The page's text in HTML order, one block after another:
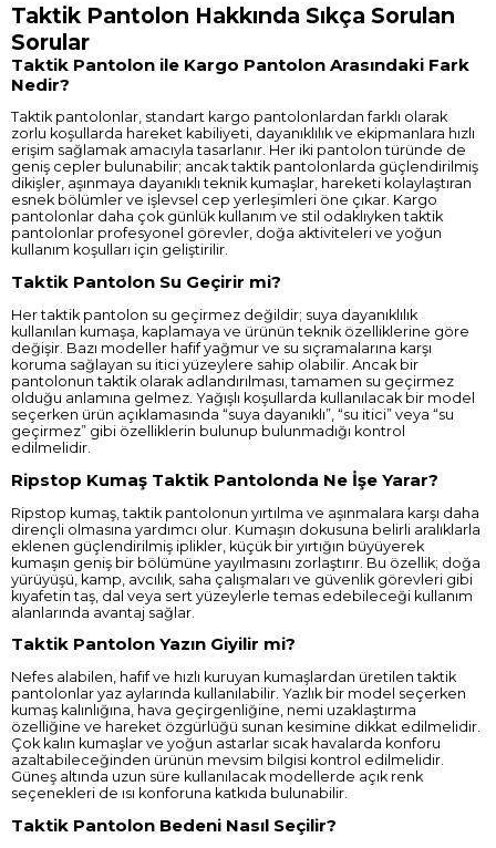
Taktik Pantolon Hakkında Sıkça Sorulan
Sorular
Taktik Pantolon ile Kargo Pantolon Arasındaki Fark
Nedir?
Taktik pantolonlar, standart kargo pantolonlardan farklı olarak
zorlu koşullarda hareket kabiliyeti, dayanıklılık ve ekipmanlara hızlı
erişim sağlamak amacıyla tasarlanır. Her iki pantolon türünde de
geniş cepler bulunabilir; ancak taktik pantolonlarda güçlendirilmiş
dikişler, aşınmaya dayanıklı teknik kumaşlar, hareketi kolaylaştıran
esnek bölümler ve işlevsel cep yerleşimleri öne çıkar. Kargo
pantolonlar daha çok günlük kullanım ve stil odaklıyken taktik
pantolonlar profesyonel görevler, doğa aktiviteleri ve yoğun
kullanım koşulları için geliştirilir.
Taktik Pantolon Su Geçirir mi?
Her taktik pantolon su geçirmez değildir; suya dayanıklılık
kullanılan kumaşa, kaplamaya ve ürünün teknik özelliklerine göre
değişir. Bazı modeller hafif yağmur ve su sıçramalarına karşı
koruma sağlayan su itici yüzeylere sahip olabilir. Ancak bir
pantolonun taktik olarak adlandırılması, tamamen su geçirmez
olduğu anlamına gelmez. Yağışlı koşullarda kullanılacak bir model
seçerken ürün açıklamasında “suya dayanıklı”, “su itici” veya “su
geçirmez” gibi özelliklerin bulunup bulunmadığı kontrol
edilmelidir.
Ripstop Kumaş Taktik Pantolonda Ne İşe Yarar?
Ripstop kumaş, taktik pantolonun yırtılma ve aşınmalara karşı daha
dirençli olmasına yardımcı olur. Kumaşın dokusuna belirli aralıklarla
eklenen güçlendirilmiş iplikler, küçük bir yırtığın büyüyerek
kumaşın geniş bir bölümüne yayılmasını zorlaştırır. Bu özellik; doğa
yürüyüşü, kamp, avcılık, saha çalışmaları ve güvenlik görevleri gibi
kıyafetin taş, dal veya sert yüzeylerle temas edebileceği kullanım
alanlarında avantaj sağlar.
Taktik Pantolon Yazın Giyilir mi?
Nefes alabilen, hafif ve hızlı kuruyan kumaşlardan üretilen taktik
pantolonlar yaz aylarında kullanılabilir. Yazlık bir model seçerken
kumaş kalınlığına, hava geçirgenliğine, nemi uzaklaştırma
özelliğine ve hareket özgürlüğü sunan kesimine dikkat edilmelidir.
Çok kalın kumaşlar ve yoğun astarlar sıcak havalarda konforu
azaltabileceğinden ürünün mevsim bilgisi kontrol edilmelidir.
Güneş altında uzun süre kullanılacak modellerde açık renk
seçenekleri de ısı konforuna katkıda bulunabilir.
Taktik Pantolon Bedeni Nasıl Seçilir?